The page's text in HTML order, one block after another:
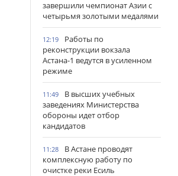
завершили чемпионат Азии с
четырьмя золотыми медалями
12:19
Работы по
реконструкции вокзала
Астана-1 ведутся в усиленном
режиме
11:49
В высших учебных
заведениях Министерства
обороны идет отбор
кандидатов
11:28
В Астане проводят
комплексную работу по
очистке реки Есиль